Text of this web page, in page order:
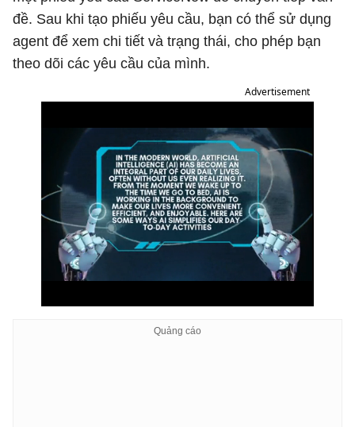
đề. Sau khi tạo phiếu yêu cầu, bạn có thể sử dụng
agent để xem chi tiết và trạng thái, cho phép bạn
theo dõi các yêu cầu của mình.
Advertisement